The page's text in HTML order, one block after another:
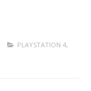
PLAYSTATION 4,